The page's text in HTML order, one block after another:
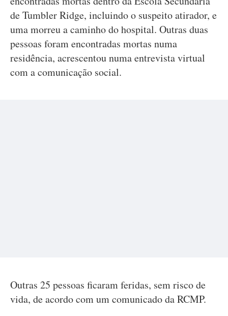
de Tumbler Ridge, incluindo o suspeito atirador, e
uma morreu a caminho do hospital. Outras duas
pessoas foram encontradas mortas numa
residência, acrescentou numa entrevista virtual
com a comunicação social.
Outras 25 pessoas ficaram feridas, sem risco de
vida, de acordo com um comunicado da RCMP.